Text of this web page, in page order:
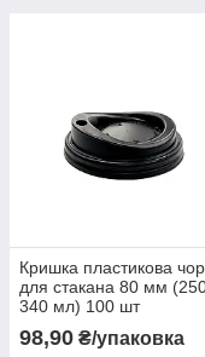
Кришка пластикова
для стакана 80 мм
340 мл) 100 шт
98,90 ₴/упаковка